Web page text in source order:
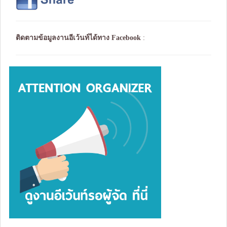
ติดตามข้อมูลงานอีเว้นท์ได้ทาง Facebook :